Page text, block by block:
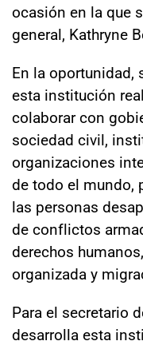
ocasión en la que
general, Kathryne
En la oportunidad,
esta institución
colaborar con
sociedad civil,
organizaciones
de todo el mundo,
las personas
de conflictos
derechos
organizada y
Para el secretario
desarrolla esta